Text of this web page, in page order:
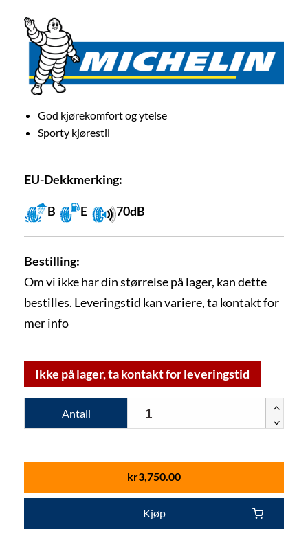
God kjørekomfort og ytelse
Sporty kjørestil
EU-Dekkmerking:
B E 70dB
Bestilling:
Om vi ikke har din størrelse på lager, kan dette
bestilles. Leveringstid kan variere, ta kontakt for
mer info
Ikke på lager, ta kontakt for leveringstid
Antall
kr3,750.00
Kjøp